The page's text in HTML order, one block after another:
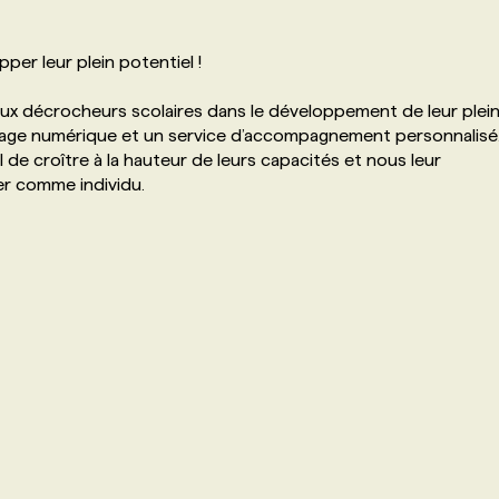
leur plein potentiel !
décrocheurs scolaires dans le développement de leur plein
numérique et un service d’accompagnement
croître à la hauteur de leurs capacités et nous leur
comme individu.